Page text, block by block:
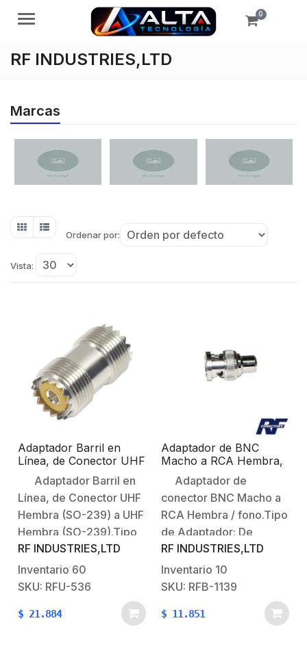
Menú 0
RF INDUSTRIES,LTD
Marcas
Ordenar por:
Vista:
Adaptador Barril en
Línea, de Conector UHF
Hembra (SO-239) a
UHF Hembra (SO-239),
Niquel/ Plata/ Dap.
Adaptador Barril en
Línea, de Conector UHF
Hembra (SO-239) a UHF
Hembra (SO-239).Tipo
de Adaptador: Barril, de
Conector UHF Hembra
(SO-239) a UHF Hembra
Montaje: En
RF INDUSTRIES,LTD
Inventario 60
SKU: RFU-536
$ 21.884
Adaptador de BNC
Macho a RCA Hembra,
Fono para Aplicaciones
de Audio/Video,
Niquel/Oro/Delrin.
Adaptador de
conector BNC Macho a
RCA Hembra / fono.Tipo
de Adaptador: De
conector BNC Macho a
RCA Hembra /
Fono.Modo de Montaje:
En Linea.Impedancia: 50
Ohm.Cuerpo:
RF INDUSTRIES,LTD
Inventario 10
SKU: RFB-1139
$ 11.851